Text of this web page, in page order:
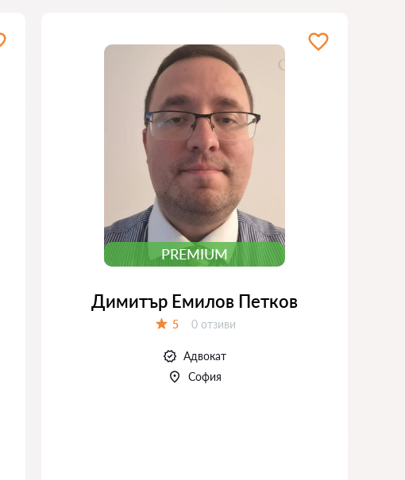
PREMIUM
Димитър Емилов Петков
5 Отзиви:
0 отзиви
Адвокат
София